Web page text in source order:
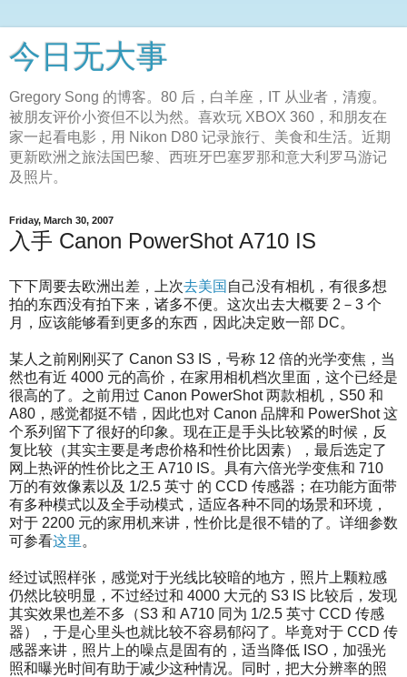
今日无大事
Gregory Song 的博客。80 后，白羊座，IT 从业者，清瘦。
被朋友评价小资但不以为然。喜欢玩 XBOX 360，和朋友在
家一起看电影，用 Nikon D80 记录旅行、美食和生活。近期
更新欧洲之旅法国巴黎、西班牙巴塞罗那和意大利罗马游记
及照片。
Friday, March 30, 2007
入手 Canon PowerShot A710 IS
下下周要去欧洲出差，上次去美国 自己没有相机，有很多想
拍的东西没有拍下来，诸多不便。这次出去大概要 2－3 个
月，应该能够看到更多的东西，因此决定败一部 DC。
某人之前刚刚买了 Canon S3 IS，号称 12 倍的光学变焦，当
然也有近 4000 元的高价，在家用相机档次里面，这个已经是
很高的了。之前用过 Canon PowerShot 两款相机，S50 和
A80，感觉都挺不错，因此也对 Canon 品牌和 PowerShot 这
个系列留下了很好的印象。现在正是手头比较紧的时候，反
复比较（其实主要是考虑价格和性价比因素），最后选定了
网上热评的性价比之王 A710 IS。具有六倍光学变焦和 710
万的有效像素以及 1/2.5 英寸 的 CCD 传感器；在功能方面带
有多种模式以及全手动模式，适应各种不同的场景和环境，
对于 2200 元的家用机来讲，性价比是很不错的了。详细参数
可参看这里 。
经过试照样张，感觉对于光线比较暗的地方，照片上颗粒感
仍然比较明显，不过经过和 4000 大元的 S3 IS 比较后，发现
其实效果也差不多（S3 和 A710 同为 1/2.5 英寸 CCD 传感
器），于是心里头也就比较不容易郁闷了。毕竟对于 CCD 传
感器来讲，照片上的噪点是固有的，适当降低 ISO，加强光
照和曝光时间有助于减少这种情况。同时，把大分辨率的照